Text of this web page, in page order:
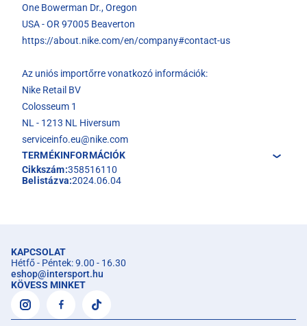
One Bowerman Dr., Oregon
USA - OR 97005 Beaverton
https://about.nike.com/en/company#contact-us
Az uniós importőrre vonatkozó információk:
Nike Retail BV
Colosseum 1
NL - 1213 NL Hiversum
serviceinfo.eu@nike.com
TERMÉKINFORMÁCIÓK
Cikkszám:358516110
Belistázva:2024.06.04
KAPCSOLAT
Hétfő - Péntek: 9.00 - 16.30
eshop@intersport.hu
KÖVESS MINKET